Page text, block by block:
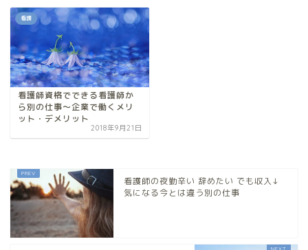
看護
看護師資格でできる看護師か
ら別の仕事～企業で働くメリ
ット・デメリット
2018年9月21日
看護師の夜勤辛い 辞めたい でも収入↓
気になる今とは違う別の仕事